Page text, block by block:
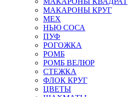
МАКАРОНЫ КРУГ
МЕХ
НЬЮ СОСА
ПУФ
РОГОЖКА
РОМБ
РОМБ ВЕЛЮР
СТЕЖКА
ФЛОК КРУГ
ЦВЕТЫ